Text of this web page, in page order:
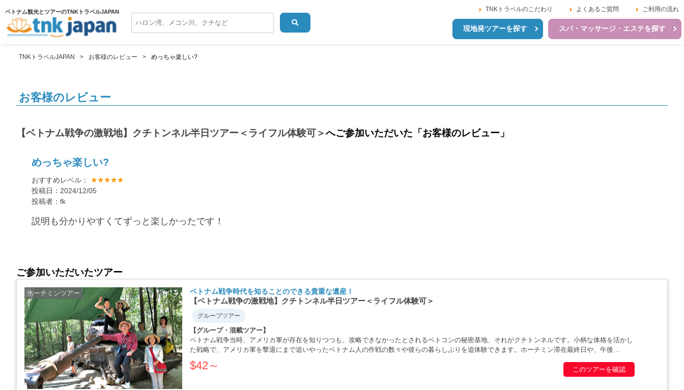
ベトナム観光とツアーのTNKトラベルJAPAN TNKトラベルのこだわり よくあるご質問 ご利用の流れ
現地発ツアーを探す スパ・マッサージ・エステを探す
TNKトラベルJAPAN お客様のレビュー めっちゃ楽しい?
お客様のレビュー
【ベトナム戦争の激戦地】クチトンネル半日ツアー＜ライフル体験可＞へご参加いただいた「お客様のレビュー」
めっちゃ楽しい?
おすすめレベル： ★★★★★
投稿日：2024/12/05
投稿者：fk
説明も分かりやすくてずっと楽しかったです！
ご参加いただいたツアー
ホーチミンツアー ベトナム戦争時代を知ることのできる貴重な遺産！
【ベトナム戦争の激戦地】クチトンネル半日ツアー＜ライフル体験可＞
グループツアー
【グループ・混載ツアー】
ベトナム戦争当時、アメリカ軍が存在を知りつつも、攻略できなかったとされるベトコンの秘密基地、それがクチトンネルです。小柄な体格を活かし
た戦略で、アメリカ軍を撃退にまで追いやったベトナム人の作戦の数々や彼らの暮らしぶりを追体験できます。ホーチミン滞在最終日や、午後
か・・・・・
$42～ このツアーを確認